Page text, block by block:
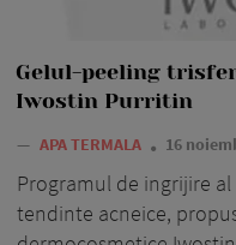
Gelul-peeling
Iwostin Purritin
— APA TERMALA 16
Programul de ingrijire
tendinte acneice,